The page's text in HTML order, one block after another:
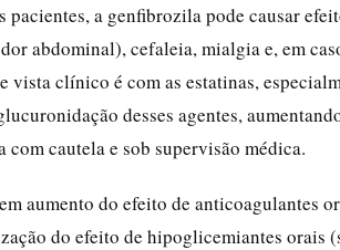
pacientes, a genfibrozila pode causar
abdominal), cefaleia, mialgia e, em
clínico é com as estatinas,
desses agentes,
com cautela e sob supervisão médica.
aumento do efeito de anticoagulantes
do efeito de hipoglicemiantes orais